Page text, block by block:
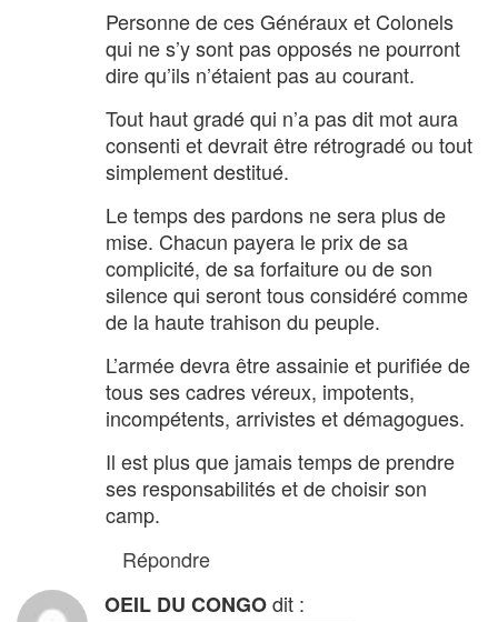
Personne de ces Généraux et Colonels
qui ne s’y sont pas opposés ne pourront
dire qu’ils n’étaient pas au courant.
Tout haut gradé qui n’a pas dit mot aura
consenti et devrait être rétrogradé ou tout
simplement destitué.
Le temps des pardons ne sera plus de
mise. Chacun payera le prix de sa
complicité, de sa forfaiture ou de son
silence qui seront tous considéré comme
de la haute trahison du peuple.
L’armée devra être assainie et purifiée de
tous ses cadres véreux, impotents,
incompétents, arrivistes et démagogues.
Il est plus que jamais temps de prendre
ses responsabilités et de choisir son
camp.
Répondre
OEIL DU CONGOdit :